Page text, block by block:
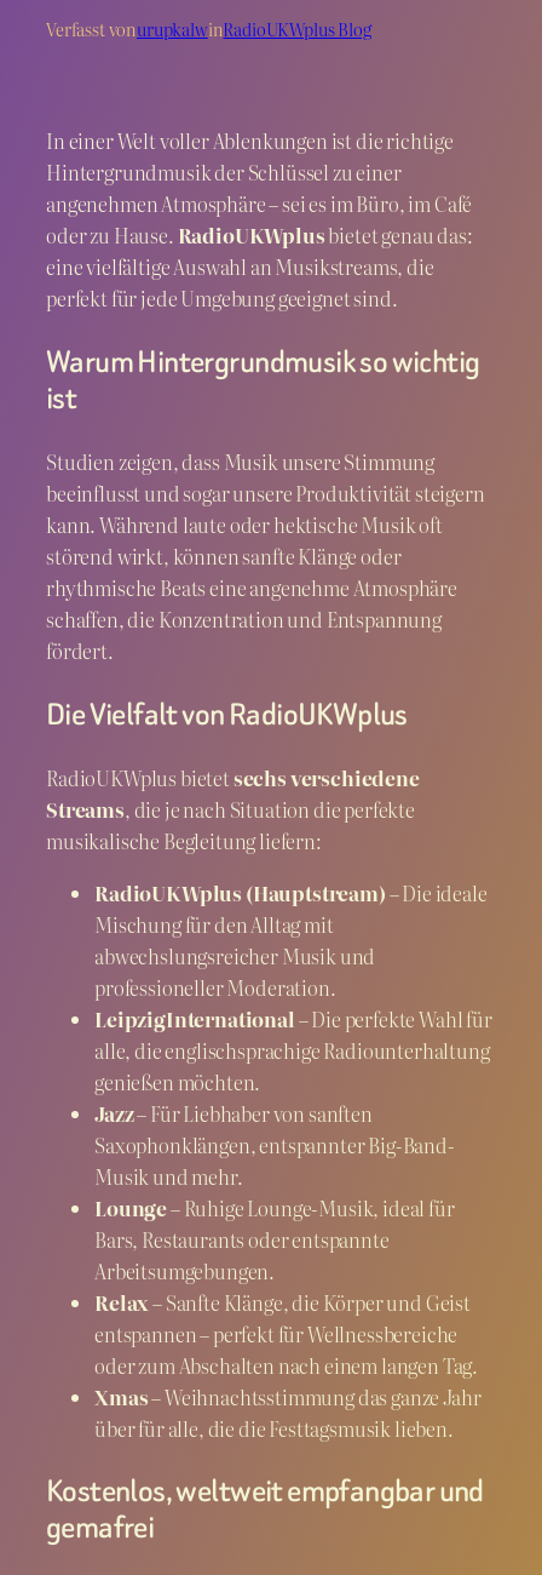
Verfasst vonurupkalwinRadioUKWplus Blog
In einer Welt voller Ablenkungen ist die richtige
Hintergrundmusik der Schlüssel zu einer
angenehmen Atmosphäre – sei es im Büro, im Café
oder zu Hause. RadioUKWplusbietet genau das:
eine vielfältige Auswahl an Musikstreams, die
perfekt für jede Umgebung geeignet sind.
Warum Hintergrundmusik so wichtig
ist
Studien zeigen, dass Musik unsere Stimmung
beeinflusst und sogar unsere Produktivität steigern
kann. Während laute oder hektische Musik oft
störend wirkt, können sanfte Klänge oder
rhythmische Beats eine angenehme Atmosphäre
schaffen, die Konzentration und Entspannung
fördert.
Die Vielfalt von RadioUKWplus
RadioUKWplus bietetsechs verschiedene
Streams, die je nach Situation die perfekte
musikalische Begleitung liefern:
RadioUKWplus (Hauptstream)– Die ideale
Mischung für den Alltag mit
abwechslungsreicher Musik und
professioneller Moderation.
LeipzigInternational – Die perfekte Wahl für
alle, die englischsprachige Radiounterhaltung
genießen möchten.
Jazz– Für Liebhaber von sanften
Saxophonklängen, entspannter Big-Band-
Musik und mehr.
Lounge– Ruhige Lounge-Musik, ideal für
Bars, Restaurants oder entspannte
Arbeitsumgebungen.
Relax– Sanfte Klänge, die Körper und Geist
entspannen – perfekt für Wellnessbereiche
oder zum Abschalten nach einem langen Tag.
Xmas– Weihnachtsstimmung das ganze Jahr
über für alle, die die Festtagsmusik lieben.
Kostenlos, weltweit empfangbar und
gemafrei